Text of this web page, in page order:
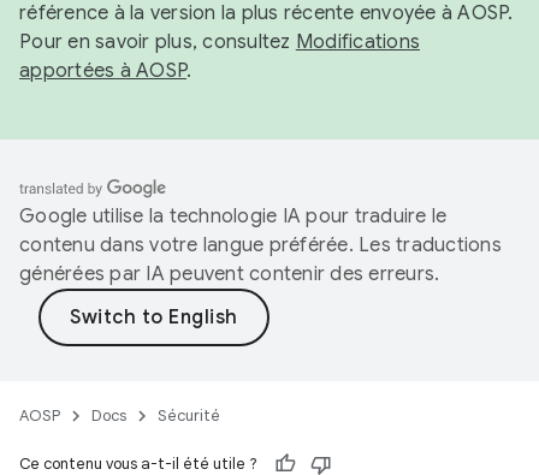
référence à la version la plus récente envoyée à AOSP.
Pour en savoir plus, consultez Modifications
apportées à AOSP.
Google utilise la technologie IA pour traduire le
contenu dans votre langue préférée. Les traductions
générées par IA peuvent contenir des erreurs.
AOSP Docs Sécurité
Ce contenu vous a-t-il été utile ?